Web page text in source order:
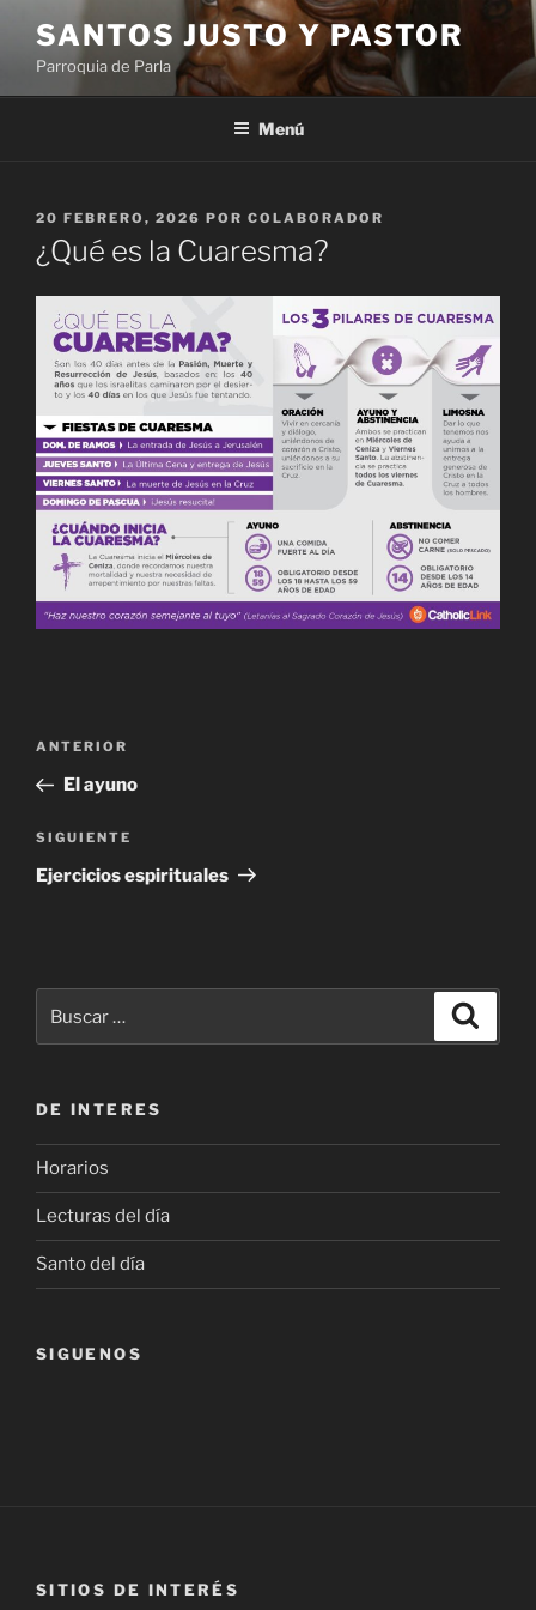
contenido
SANTOS JUSTO Y PASTOR
Parroquia de Parla
Menú
PUBLICADO
EL
20 FEBRERO, 2026 POR COLABORADOR
¿Qué es la Cuaresma?
Navegación
entradas
Entrada
anterior:
ANTERIOR
El ayuno
Siguiente
entrada
SIGUIENTE
Ejercicios espirituales
por:
DE INTERES
Horarios
Lecturas del día
Santo del día
SIGUENOS
SITIOS DE INTERÉS